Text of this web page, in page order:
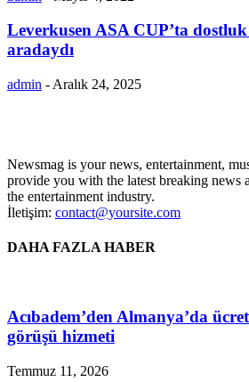
Leverkusen ASA CUP’ta
aradaydı
admin - Aralık 24, 2025
Newsmag is your news, entertainment,
provide you with the latest breaking news
the entertainment industry.
İletişim: contact@yoursite.com
DAHA FAZLA HABER
Acıbadem’den Almanya’da
görüşü hizmeti
Temmuz 11, 2026